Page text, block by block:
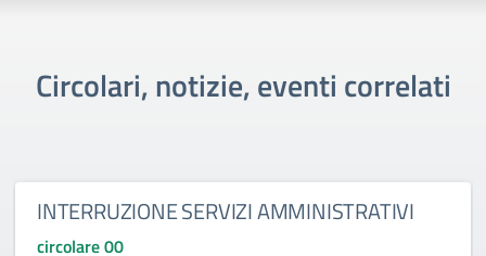
Circolari, notizie, eventi correlati
INTERRUZIONE SERVIZI AMMINISTRATIVI
circolare 00